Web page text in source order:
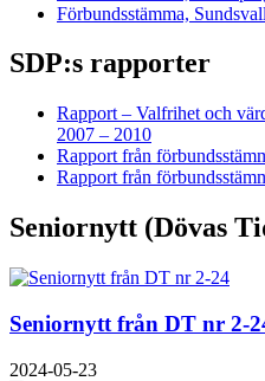
Förbundsstämma,
SDP:s rapporter
Rapport – Valfrihet och
2007 – 2010
Rapport från
Rapport från
Seniornytt (Dövas
Seniornytt från DT nr 2-
2024-05-23